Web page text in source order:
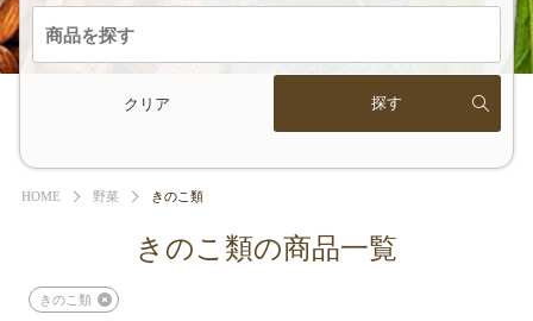
クリア
HOME 野菜 きのこ類
きのこ類の商品一覧
きのこ類